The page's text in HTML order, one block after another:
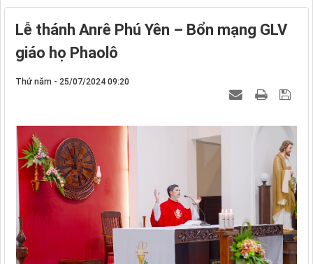
Lễ thánh Anrê Phú Yên – Bổn mạng GLV
giáo họ Phaolô
Thứ năm - 25/07/2024 09:20